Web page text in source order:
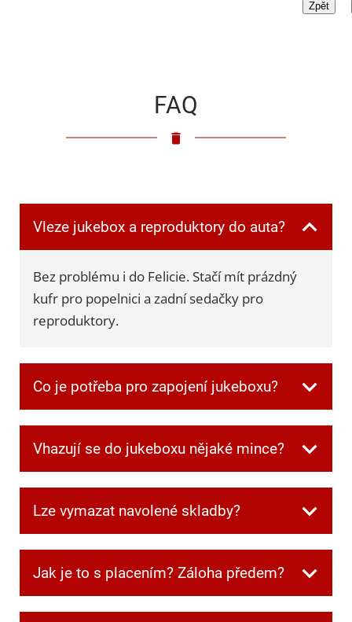
FAQ
Vleze jukebox a reproduktory do auta?
Bez problému i do Felicie. Stačí mít prázdný
kufr pro popelnici a zadní sedačky pro
reproduktory.
Co je potřeba pro zapojení jukeboxu?
převzetí. Jen je potřeba mít jednu zásuvku
reprobedny.
Vhazují se do jukeboxu nějaké mince?
kredity.
Lze vymazat navolené skladby?
ostatní nechtějí poslouchat, můžete frontu
Jak je to s placením? Záloha předem?